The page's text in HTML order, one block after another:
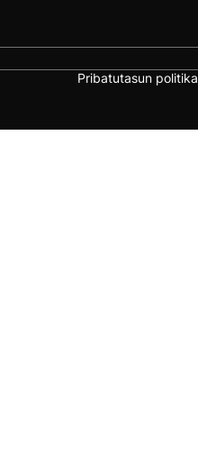
Pribatutasun politika